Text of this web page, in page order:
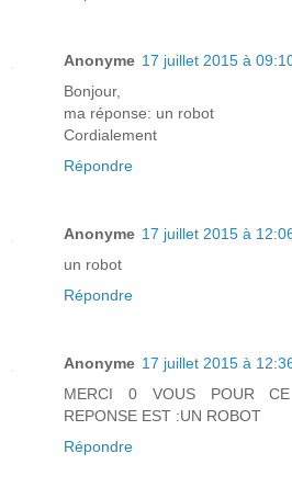
Anonyme 17 juillet 2015 à
Bonjour,
ma réponse: un robot
Cordialement
Répondre
Anonyme 17 juillet 2015 à
un robot
Répondre
Anonyme 17 juillet 2015 à
MERCI 0 VOUS POUR
REPONSE EST :UN ROBOT
Répondre